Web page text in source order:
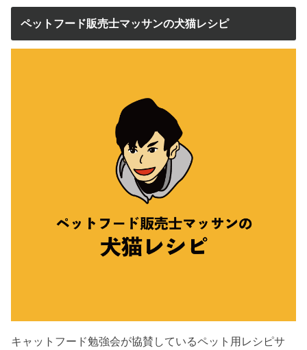
ペットフード販売士マッサンの犬猫レシピ
キャットフード勉強会が協賛しているペット用レシピサ